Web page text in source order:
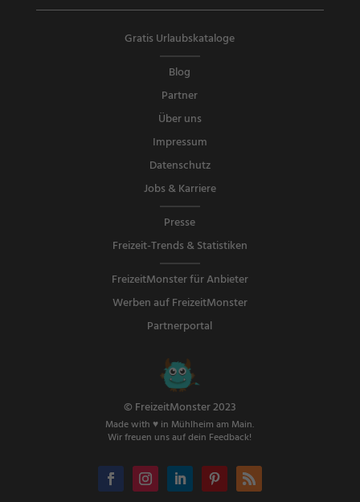
Gratis Urlaubskataloge
Blog
Partner
Über uns
Impressum
Datenschutz
Jobs & Karriere
Presse
Freizeit-Trends & Statistiken
FreizeitMonster für Anbieter
Werben auf FreizeitMonster
Partnerportal
© FreizeitMonster 2023
Made with ♥ in Mühlheim am Main.
Wir freuen uns auf dein Feedback!